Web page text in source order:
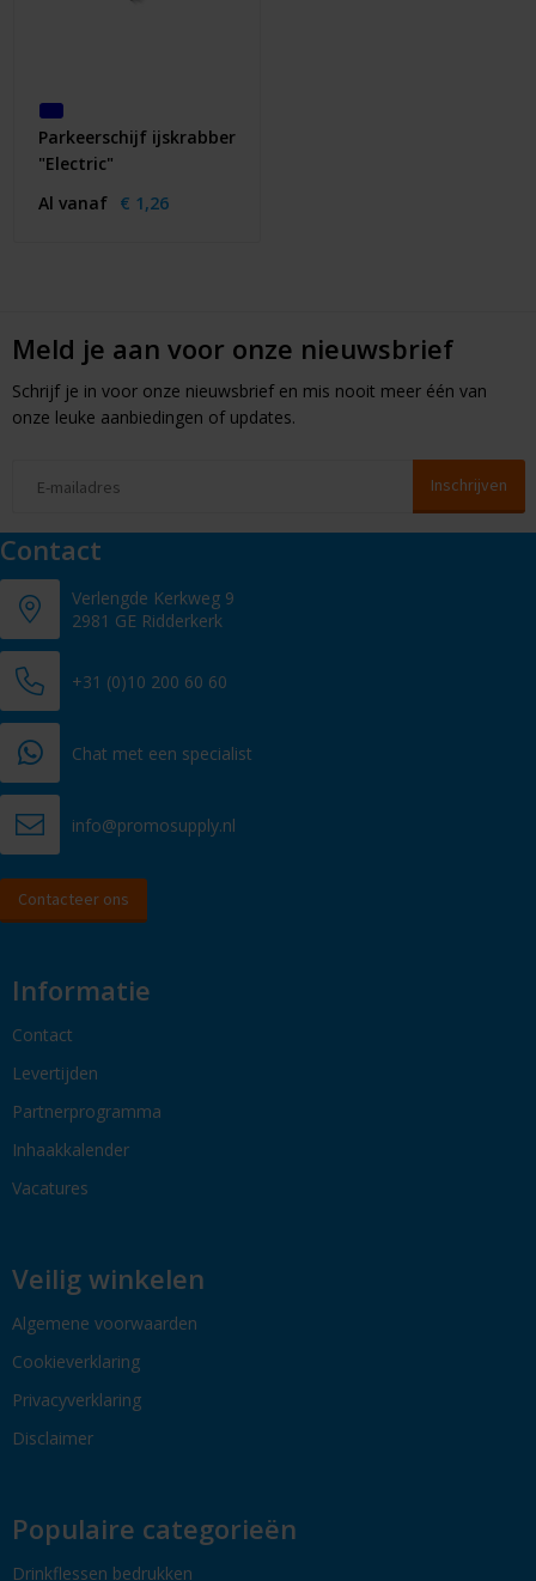
Parkeerschijf ijskrabber
"Electric"
Al vanaf € 1,26
Meld je aan voor onze nieuwsbrief
Schrijf je in voor onze nieuwsbrief en mis nooit meer één van
onze leuke aanbiedingen of updates.
Contact
Verlengde Kerkweg 9
2981 GE Ridderkerk
+31 (0)10 200 60 60
Chat met een specialist
info@promosupply.nl
Contacteer ons
Informatie
Contact
Levertijden
Partnerprogramma
Inhaakkalender
Vacatures
Veilig winkelen
Algemene voorwaarden
Cookieverklaring
Privacyverklaring
Disclaimer
Populaire categorieën
Drinkflessen bedrukken